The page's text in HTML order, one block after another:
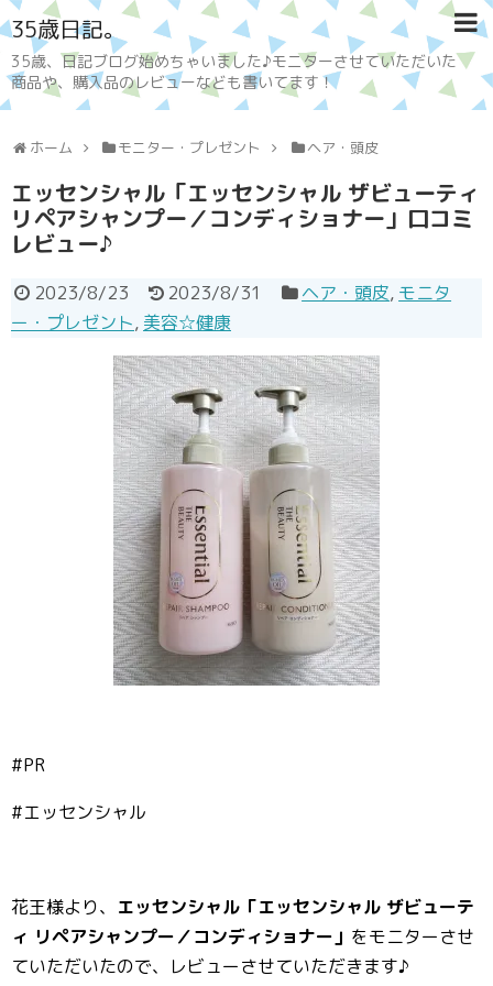
35歳日記。
35歳、日記ブログ始めちゃいました♪モニターさせていただいた
商品や、購入品のレビューなども書いてます！
ホーム モニター・プレゼント ヘア・頭皮
エッセンシャル「エッセンシャル ザビューティ
リペアシャンプー／コンディショナー」口コミ
レビュー♪
2023/8/23 2023/8/31 ヘア・頭皮, モニタ
ー・プレゼント, 美容☆健康
#PR
#エッセンシャル
花王様より、 エッセンシャル「エッセンシャル ザビューテ
ィ リペアシャンプー／コンディショナー」 をモニターさせ
ていただいたので、レビューさせていただきます♪